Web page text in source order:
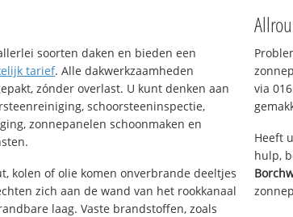
soorten daken en bieden een
tarief. Alle dakwerkzaamheden
zónder overlast. U kunt denken aan
schoorsteeninspectie,
zonnepanelen schoonmaken en
kolen of olie komen onverbrande deeltjes
zich aan de wand van het rookkanaal
laag. Vaste brandstoffen, zoals
via
Heeft
hulp,